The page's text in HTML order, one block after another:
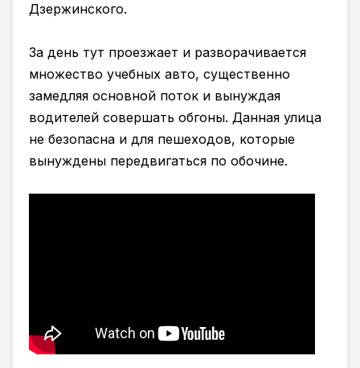
Дзержинского.
За день тут проезжает и разворачивается
множество учебных авто, существенно
замедляя основной поток и вынуждая
водителей совершать обгоны. Данная улица
не безопасна и для пешеходов, которые
вынуждены передвигаться по обочине.